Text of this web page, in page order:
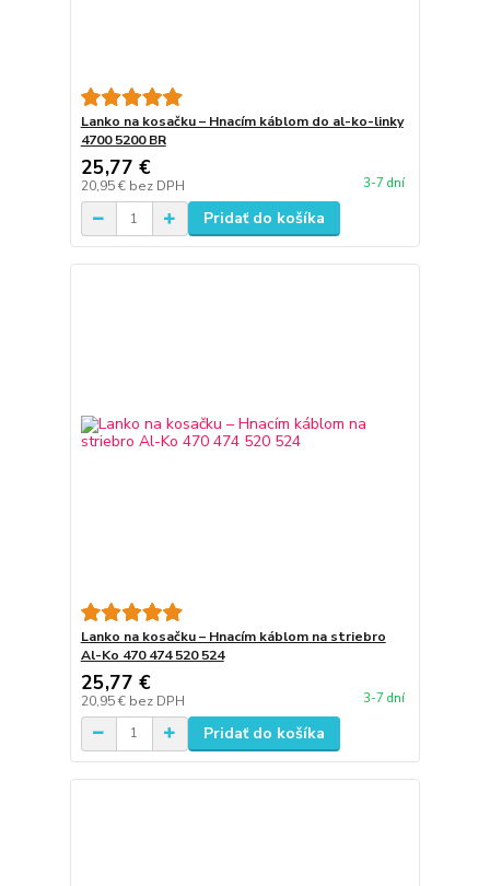
Lanko na kosačku – Hnacím káblom do al-ko-linky
4700 5200 BR
25,77 €
20,95 € bez DPH 3-7 dní
Pridať do košíka
Lanko na kosačku – Hnacím káblom na striebro
Al-Ko 470 474 520 524
25,77 €
20,95 € bez DPH 3-7 dní
Pridať do košíka